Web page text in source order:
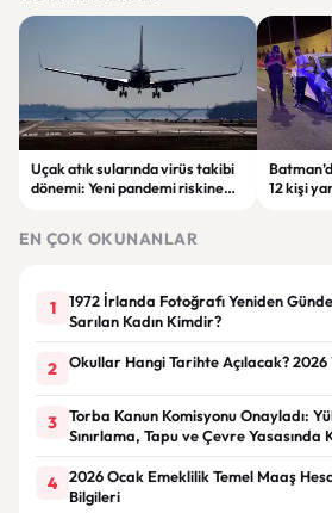
Uçak atık sularında virüs takibi
dönemi: Yeni pandemi riskine
12 kişi
EN ÇOK OKUNANLAR
1
1972 İrlanda Fotoğrafı Yeniden
Sarılan Kadın Kimdir?
2 Okullar Hangi Tarihte Açılacak? 2026
3
Torba Kanun Komisyonu Onayladı:
Sınırlama, Tapu ve Çevre
4
2026 Ocak Emeklilik Temel Maaş
Bilgileri